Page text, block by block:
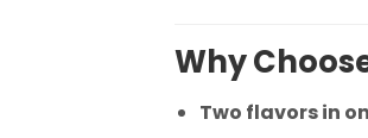
Why Choose
Two flavors in